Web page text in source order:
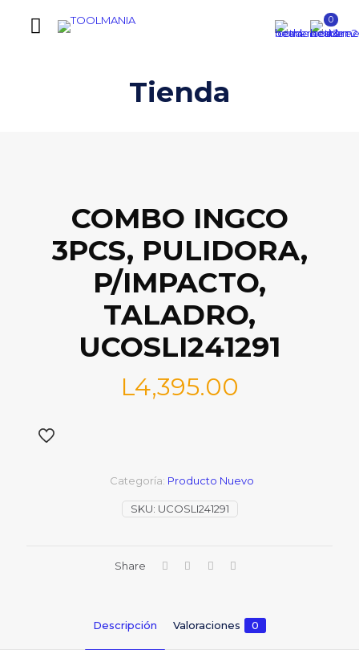
0
Tienda
COMBO INGCO
3PCS, PULIDORA,
P/IMPACTO,
TALADRO,
UCOSLI241291
L4,395.00
SKU: UCOSLI241291
Categoría: Producto Nuevo
Share
Descripción Valoraciones 0